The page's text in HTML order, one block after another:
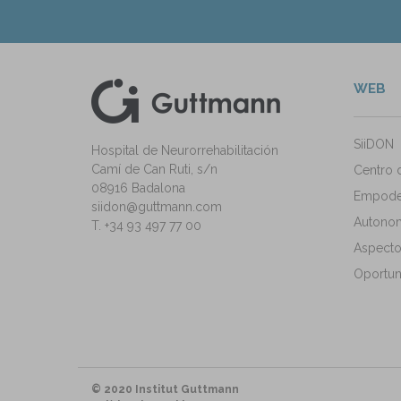
Hospital de Neurorrehabilitación
Camí de Can Ruti, s/n
08916 Badalona
siidon@guttmann.com
T. +34 93 497 77 00
WEB
SiiDON
Centro
© 2020 Institut Guttmann